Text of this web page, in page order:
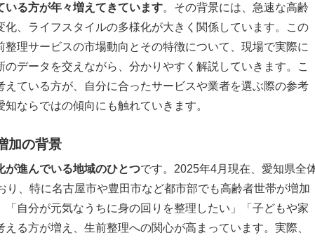
いる方が年々増えてきています。その背景には、急速な高齢
化、ライフスタイルの多様化が大きく関係しています。この
理サービスの市場動向とその特徴について、現場で実際に
のデータを交えながら、分かりやすく解説していきます。こ
えている方が、自分に合ったサービスや業者を選ぶ際の参考
ならではの傾向にも触れていきます。
加の背景
が進んでいる地域のひとつです。2025年4月現在、愛知県全
り、特に名古屋市や豊田市など都市部でも高齢者世帯が増加
「自分が元気なうちに身の回りを整理したい」「子どもや家
る方が増え、生前整理への関心が高まっています。実際、